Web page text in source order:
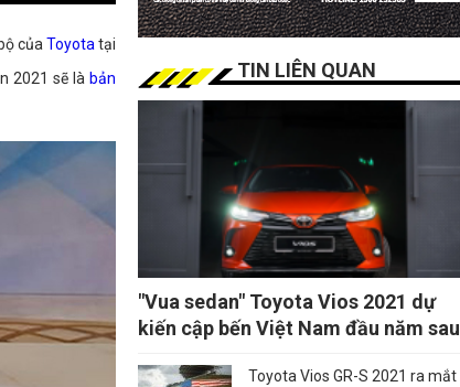
của Toyota tại
2021 sẽ là bản
TIN LIÊN QUAN
"Vua sedan" Toyota Vios 2021 dự
kiến cập bến Việt Nam đầu năm sau
Toyota Vios GR-S 2021 ra mắt